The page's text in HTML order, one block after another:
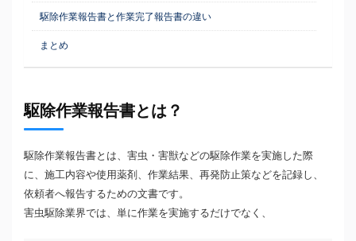
駆除作業報告書と作業完了報告書の違い
まとめ
駆除作業報告書とは？
駆除作業報告書とは、害虫・害獣などの駆除作業を実施した際
に、施工内容や使用薬剤、作業結果、再発防止策などを記録し、
依頼者へ報告するための文書です。
害虫駆除業界では、単に作業を実施するだけでなく、